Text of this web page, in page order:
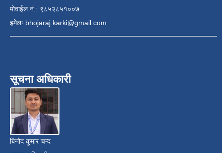
मोवाईल नं.: ९८५२८५१००७
इमेलः bhojaraj.karki@gmail.com
सूचना अधिकारी
बिनोद कुमार चन्द